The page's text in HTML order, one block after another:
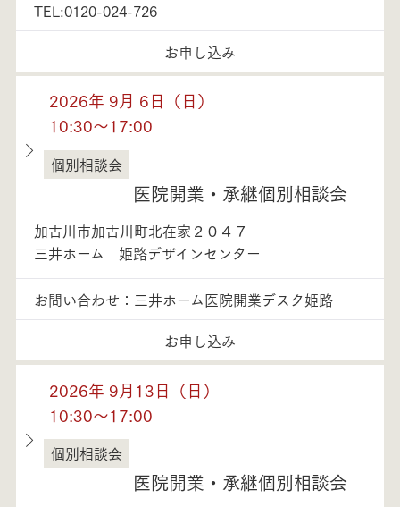
TEL:0120-024-726
お申し込み
2026年 9月 6日（日）
10:30～17:00
兵庫県
個別相談会
医院開業・承継個別相談会
加古川市加古川町北在家２０４７
三井ホーム 姫路デザインセンター
お問い合わせ：三井ホーム医院開業デスク姫路
お申し込み
2026年 9月13日（日）
10:30～17:00
兵庫県
個別相談会
医院開業・承継個別相談会